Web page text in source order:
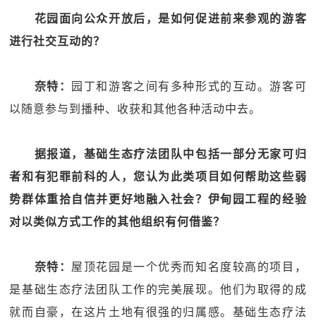
花园面向公众开放后，是如何促进前来参观的游客
进行社交互动的？
奈特：
园丁和游客之间有多种形式的互动。游客可
以随意参与到播种、收获和其他各种活动中去。
据报道，基础生态疗法团队中包括一部分无家可归
者和有犯罪前科的人，您认为此类项目如何帮助这些弱
势群体重拾自信并更好地融入社会？伊甸园工程的经验
对以类似方式工作的其他组织有何借鉴？
奈特： 屋顶花园是一个优秀而知名度较高的项目，
是基础生态疗法团队工作的完美展现。他们为取得的成
就而自豪，在这片土地有很强的归属感。基础生态疗法